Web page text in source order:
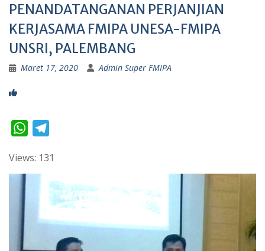
PENANDATANGANAN PERJANJIAN
KERJASAMA FMIPA UNESA-FMIPA
UNSRI, PALEMBANG
Maret 17, 2020 Admin Super FMIPA
W
a
t
l
g
a
m
Views: 131